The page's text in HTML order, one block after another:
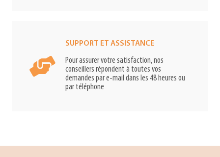
SUPPORT ET ASSISTANCE
Pour assurer votre satisfaction, nos
conseillers répondent à toutes vos
demandes par e-mail dans les 48 heures ou
par téléphone